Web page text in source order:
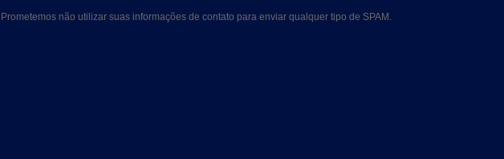
Prometemos não utilizar suas informações de contato para enviar qualquer tipo de SPAM.